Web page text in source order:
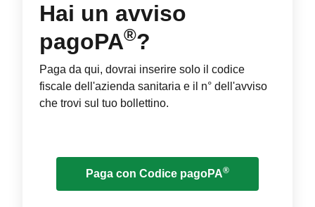
Hai un avviso
pagoPA®?
Paga da qui, dovrai inserire solo il codice
fiscale dell'azienda sanitaria e il n° dell'avviso
che trovi sul tuo bollettino.
Paga con Codice pagoPA®